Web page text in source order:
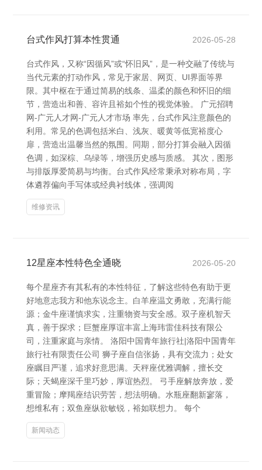
台式作风打算本性贯通 2026-05-28
台式作风，又称“因循风”或“怀旧风”，是一种交融了传统与
当代元素的打动作风，常见于家居、网页、UI界面等界
限。其中枢在于通过简易的线条、温柔的颜色和怀旧的细
节，营造出和善、容许且裕如个性的视觉体验。 广元招聘
网-广元人才网-广元人才市场 率先，台式作风注意颜色的
利用。常见的色调包括米白、浅灰、暖黄等低宽裕度心
扉，营造出温馨当然的氛围。同期，部分打算会融入因循
色调，如深棕、乌绿等，增强历史感与质感。 其次，图形
与排版厚爱简易与均衡。台式作风经常秉承对称布局，字
体遴荐偏向手写体或经典衬线体，强调阅
维修资讯
12星座本性特色全通晓 2026-05-20
每个星座齐有其私有的本性特征，了解这些特色有助于更
好地意志我方和他东说念主。白羊座温文勇敢，充满行能
源；金牛座谨慎求实，注重物资与安全感。双子座机智天
真，善于探求；巨蟹座厚谊丰富上海玮雷佳科技有限公
司，注重家庭与亲情。 洛阳中国青年旅行社|洛阳中国青年
旅行社有限责任公司 狮子座自信张扬，具有交流力；处女
座瞩目严谨，追求好意思满。天秤座优雅调解，擅长交
际；天蝎座深千里巧妙，厚谊热烈。 弓手座解放奔放，爱
重冒险；摩羯座结识劳苦，想法明确。水瓶座翻新寥落，
想维私有；双鱼座纵欲敏锐，裕如联想力。 每个
新闻动态